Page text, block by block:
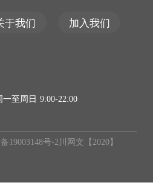
于我们 加入我们
至周日 9:00-22:00
19003148号-2 川网文【2020】